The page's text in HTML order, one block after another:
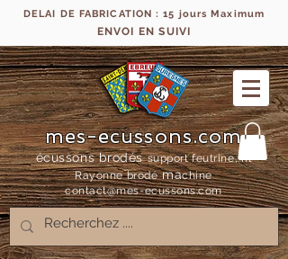
DELAI DE FABRICATION : 15 jours Maximum
ENVOI EN SUIVI
mes-ecussons.com
écussons brodés support feutrine, fil
Rayonne brodémachine
contact@mes-ecussons.com